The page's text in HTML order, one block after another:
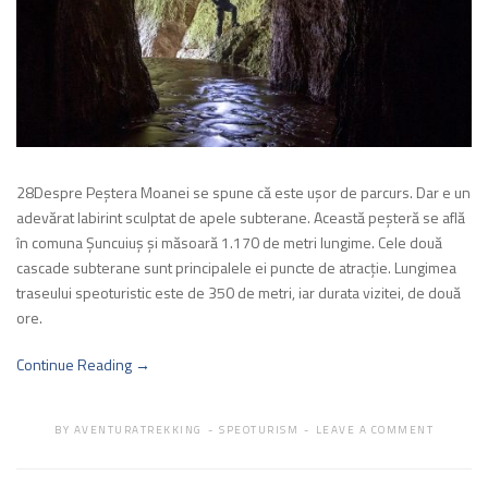
28Despre Peştera Moanei se spune că este uşor de parcurs. Dar e un
adevărat labirint sculptat de apele subterane. Această peşteră se află
în comuna Şuncuiuş şi măsoară 1.170 de metri lungime. Cele două
cascade subterane sunt principalele ei puncte de atracţie. Lungimea
traseului speoturistic este de 350 de metri, iar durata vizitei, de două
ore.
Continue Reading →
BY AVENTURATREKKING SPEOTURISM LEAVE A COMMENT